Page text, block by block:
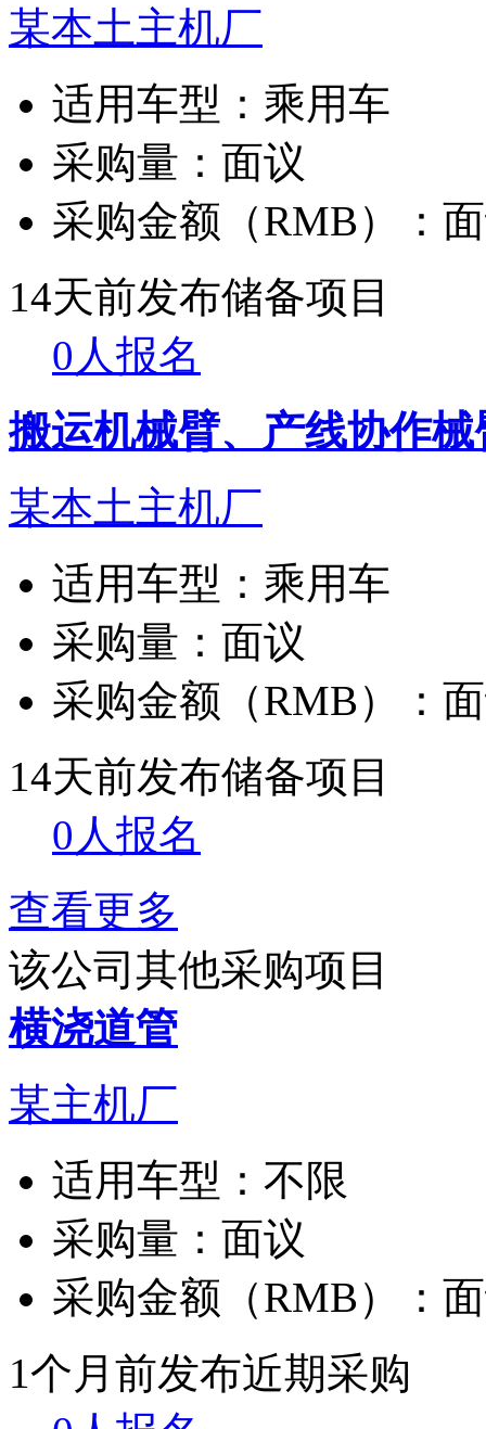
某本土主机厂
适用车型： 乘用车
采购量： 面议
采购金额（RMB）：
14天前发布储备项目
0人报名
搬运机械臂、产线协作械
某本土主机厂
适用车型： 乘用车
采购量： 面议
采购金额（RMB）：
14天前发布储备项目
0人报名
查看更多
该公司其他采购项目
横浇道管
某主机厂
适用车型： 不限
采购量： 面议
采购金额（RMB）：
1个月前发布近期采购